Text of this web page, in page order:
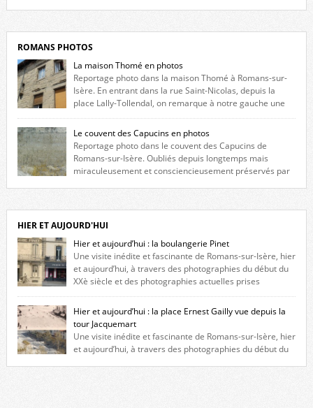
ROMANS PHOTOS
La maison Thomé en photos
Reportage photo dans la maison Thomé à Romans-sur-
Isère. En entrant dans la rue Saint-Nicolas, depuis la
place Lally-Tollendal, on remarque à notre gauche une
maison construite au XVIè siècle. Les deux façades sont ornées de
fenêtres jumelles à meneaux. Entre ces deux étages, on peut voir une
niche qui contient une statue de la Vierge. […]
Le couvent des Capucins en photos
Reportage photo dans le couvent des Capucins de
Romans-sur-Isère. Oubliés depuis longtemps mais
miraculeusement et consciencieusement préservés par
l’histoire de la redécouverte de vestiges du couvent des Capucins ! Petit
retour sur l’histoire […]
HIER ET AUJOURD'HUI
Hier et aujourd’hui : la boulangerie Pinet
Une visite inédite et fascinante de Romans-sur-Isère, hier
et aujourd’hui, à travers des photographies du début du
XXè siècle et des photographies actuelles prises
exactement dans le même cadre ! A l’angle de la place Jean Jaurès et de
l’avenue Victor Hugo (à côté d’Intermarché), à Romans. La boulangerie
Jules Pinet est inscrite dans le […]
Hier et aujourd’hui : la place Ernest Gailly vue depuis la
tour Jacquemart
Une visite inédite et fascinante de Romans-sur-Isère, hier
et aujourd’hui, à travers des photographies du début du